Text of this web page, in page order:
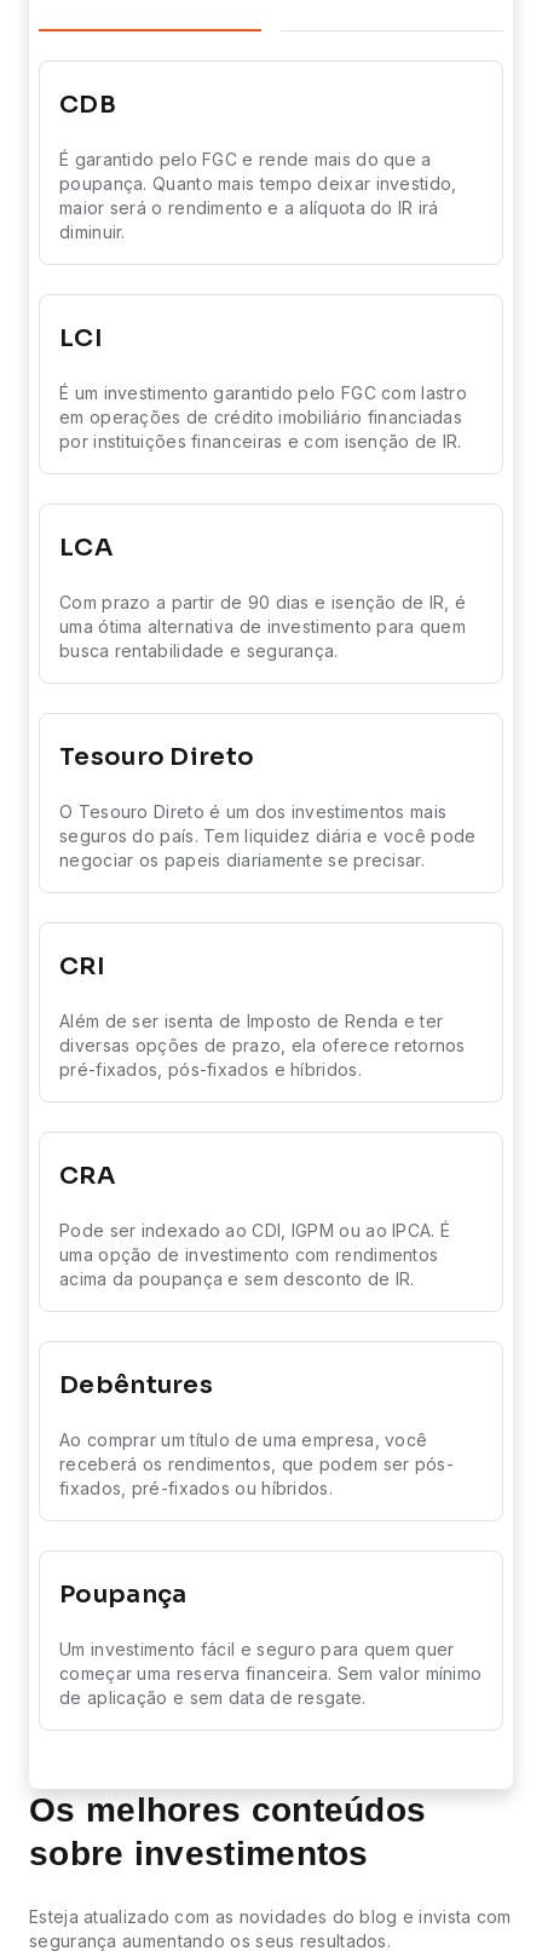
CDB
É garantido pelo FGC e rende mais do que a
poupança. Quanto mais tempo deixar investido,
maior será o rendimento e a alíquota do IR irá
diminuir.
LCI
É um investimento garantido pelo FGC com lastro
em operações de crédito imobiliário financiadas
por instituições financeiras e com isenção de IR.
LCA
Com prazo a partir de 90 dias e isenção de IR, é
uma ótima alternativa de investimento para quem
busca rentabilidade e segurança.
Tesouro Direto
O Tesouro Direto é um dos investimentos mais
seguros do país. Tem liquidez diária e você pode
negociar os papeis diariamente se precisar.
CRI
Além de ser isenta de Imposto de Renda e ter
diversas opções de prazo, ela oferece retornos
pré-fixados, pós-fixados e híbridos.
CRA
Pode ser indexado ao CDI, IGPM ou ao IPCA. É
uma opção de investimento com rendimentos
acima da poupança e sem desconto de IR.
Debêntures
Ao comprar um título de uma empresa, você
receberá os rendimentos, que podem ser pós-
fixados, pré-fixados ou híbridos.
Poupança
Um investimento fácil e seguro para quem quer
começar uma reserva financeira. Sem valor mínimo
de aplicação e sem data de resgate.
Os melhores conteúdos
sobre investimentos
Esteja atualizado com as novidades do blog e invista com
segurança aumentando os seus resultados.